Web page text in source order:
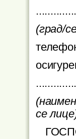
(град/
се